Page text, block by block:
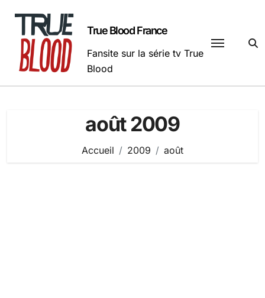
contenu
True Blood France
Fansite sur la série tv True
Blood
août 2009
Accueil 2009 août